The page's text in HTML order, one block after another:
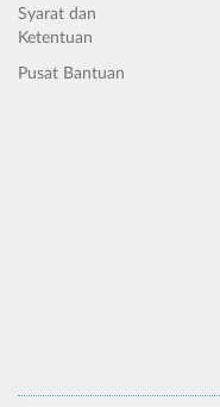
Syarat dan
Ketentuan
Pusat Bantuan